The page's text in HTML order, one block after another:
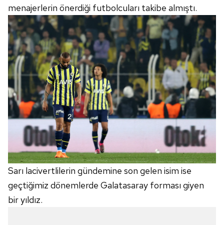
menajerlerin önerdiği futbolcuları takibe almıştı.
Sarı lacivertlilerin gündemine son gelen isim ise
geçtiğimiz dönemlerde Galatasaray forması giyen
bir yıldız.